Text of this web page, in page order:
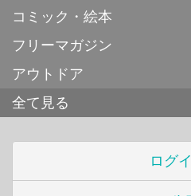
コミック・絵本
フリーマガジン
アウトドア
全て見る
ログ